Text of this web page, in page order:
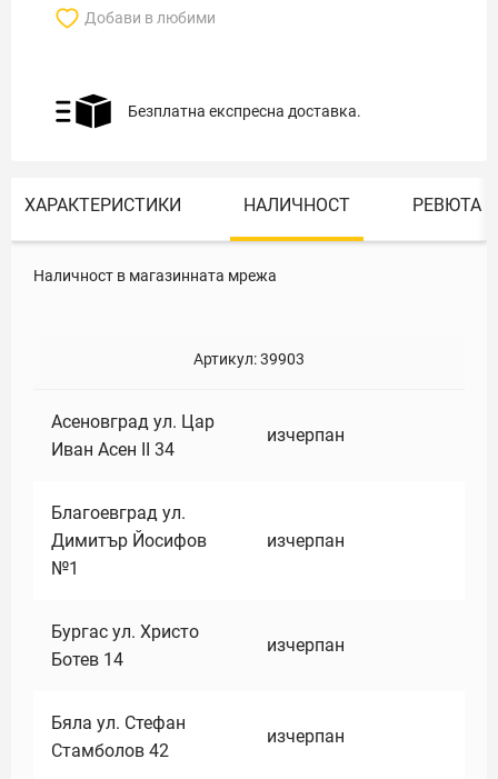
Добави в любими
Безплатна експресна доставка.
ХАРАКТЕРИСТИКИ НАЛИЧНОСТ РЕВЮТА
Наличност в магазинната мрежа
Артикул:39903
Асеновград ул. Цар
Иван Асен II 34
изчерпан
Благоевград ул.
Димитър Йосифов
№1
изчерпан
Бургас ул. Христо
Ботев 14
изчерпан
Бяла ул. Стефан
Стамболов 42
изчерпан